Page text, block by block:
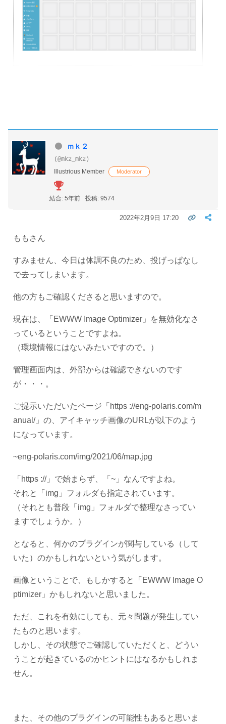
ｍｋ２
(@mk2_mk2)
Illustrious Member
Moderator
結合: 5年前 投稿: 9574
2022年2月9日 17:20
ももさん
すみません、今日は体調不良のため、投げっぱなし
で去ってしまいます。
他の方もご確認くださると思いますので。
現在は、「EWWW Image Optimizer」を無効化なさ
っているということですよね。
（環境情報にはないみたいですので。）
管理画面内は、外部からは確認できないのです
が・・・。
ご提示いただいたページ「https ://eng-polaris.com/m
anual/」の、アイキャッチ画像のURLが以下のよう
になっています。
~eng-polaris.com/img/2021/06/map.jpg
「https ://」で始まらず、「~」なんですよね。
それと「img」フォルダも指定されています。
（それとも普段「img」フォルダで整理なさってい
ますでしょうか。）
となると、何かのプラグインが関与している（して
いた）のかもしれないという気がします。
画像ということで、もしかすると「EWWW Image O
ptimizer」かもしれないと思いました。
ただ、これを有効にしても、元々問題が発生してい
たものと思います。
しかし、その状態でご確認していただくと、どうい
うことが起きているのかヒントにはなるかもしれま
せん。
また、その他のプラグインの可能性もあると思いま